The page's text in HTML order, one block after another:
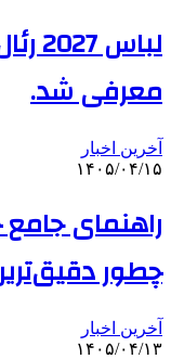
معرفی شد.
آخرین اخبار
۱۴۰۵/۰۴/۱۵
راهنمای جامع
چطور دقیق‌ترین
آخرین اخبار
۱۴۰۵/۰۴/۱۳